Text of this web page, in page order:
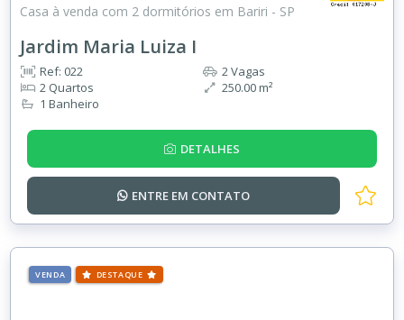
Casa à venda com 2 dormitórios em Bariri - SP
Jardim Maria Luiza I
Ref: 022
2 Quartos
1 Banheiro
2 Vagas
250.00 m²
DETALHES
ENTRE EM CONTATO
VENDA DESTAQUE